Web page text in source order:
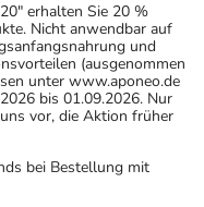
erhalten Sie 20 %
Nicht anwendbar auf
und
(ausgenommen
unter www.aponeo.de
bis 01.09.2026. Nur
vor, die Aktion früher
bei Bestellung mit